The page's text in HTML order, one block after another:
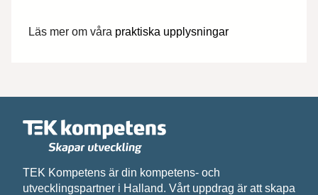
Läs mer om våra praktiska upplysningar
TEK Kompetens är din kompetens- och
utvecklingspartner i Halland. Vårt uppdrag är att skapa